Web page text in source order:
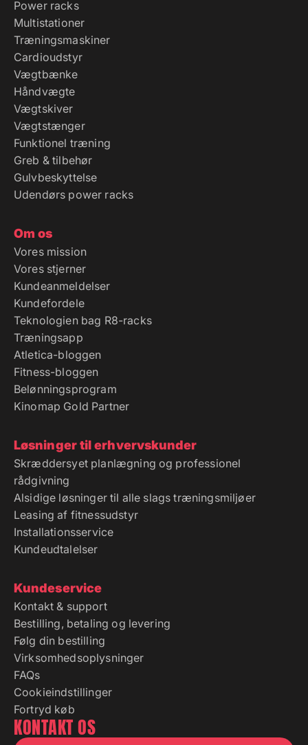
Multistationer
Træningsmaskiner
Cardioudstyr
Vægtbænke
Håndvægte
Vægtskiver
Vægtstænger
Funktionel træning
Greb & tilbehør
Gulvbeskyttelse
Udendørs power racks
Vores mission
Vores stjerner
Kundeanmeldelser
Kundefordele
Teknologien bag R8-racks
Træningsapp
Atletica-bloggen
Fitness-bloggen
Belønningsprogram
Kinomap Gold Partner
Skræddersyet planlægning og professionel
rådgivning
Alsidige løsninger til alle slags træningsmiljøer
Leasing af fitnessudstyr
Installationsservice
Kundeudtalelser
Kontakt & support
Bestilling, betaling og levering
Følg din bestilling
Virksomhedsoplysninger
FAQs
Cookieindstillinger
Fortryd køb
KONTAKT OS
Chat med os